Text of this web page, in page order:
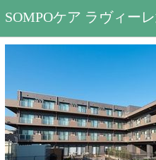
SOMPOケア ラヴィー